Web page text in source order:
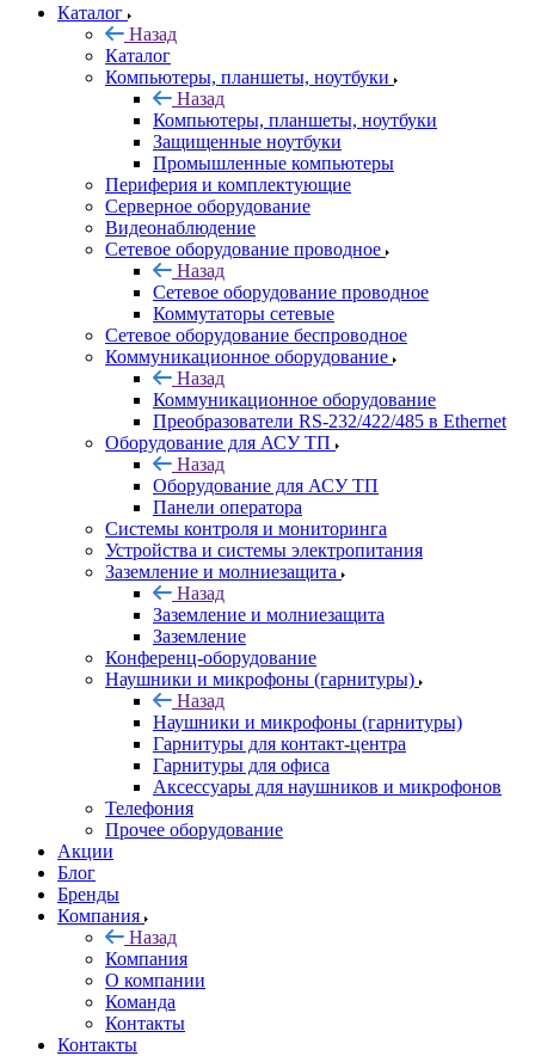
Каталог
Назад
Каталог
Компьютеры, планшеты, ноутбуки
Назад
Компьютеры, планшеты, ноутбуки
Защищенные ноутбуки
Промышленные компьютеры
Периферия и комплектующие
Серверное оборудование
Видеонаблюдение
Сетевое оборудование проводное
Назад
Сетевое оборудование проводное
Коммутаторы сетевые
Сетевое оборудование беспроводное
Коммуникационное оборудование
Назад
Коммуникационное оборудование
Преобразователи RS-232/422/485 в Ethernet
Оборудование для АСУ ТП
Назад
Оборудование для АСУ ТП
Панели оператора
Системы контроля и мониторинга
Устройства и системы электропитания
Заземление и молниезащита
Назад
Заземление и молниезащита
Заземление
Конференц-оборудование
Наушники и микрофоны (гарнитуры)
Назад
Наушники и микрофоны (гарнитуры)
Гарнитуры для контакт-центра
Гарнитуры для офиса
Аксессуары для наушников и микрофонов
Телефония
Прочее оборудование
Акции
Блог
Бренды
Компания
Назад
Компания
О компании
Команда
Контакты
Контакты